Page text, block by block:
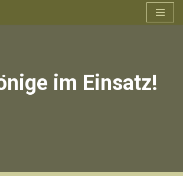
im Einsatz!